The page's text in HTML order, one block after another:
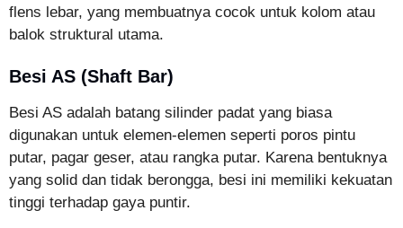
flens lebar, yang membuatnya cocok untuk kolom atau
balok struktural utama.
Besi AS (Shaft Bar)
Besi AS adalah batang silinder padat yang biasa
digunakan untuk elemen-elemen seperti poros pintu
putar, pagar geser, atau rangka putar. Karena bentuknya
yang solid dan tidak berongga, besi ini memiliki kekuatan
tinggi terhadap gaya puntir.